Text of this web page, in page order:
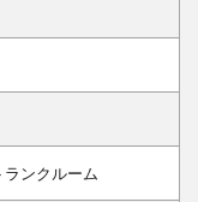
ランクルーム